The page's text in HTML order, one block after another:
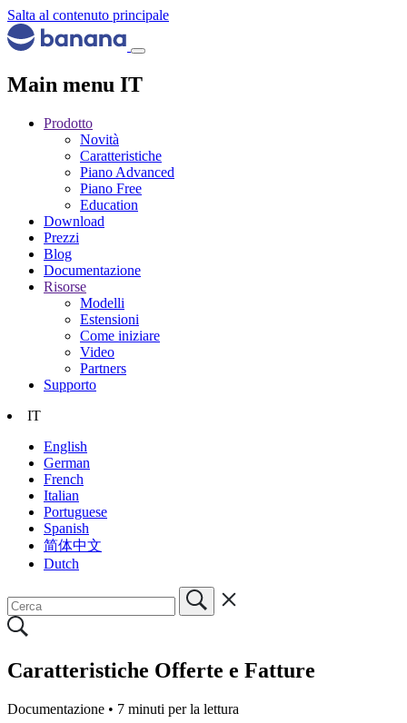
Salta al contenuto principale
Main menu IT
Prodotto
Novità
Caratteristiche
Piano Advanced
Piano Free
Education
Download
Prezzi
Blog
Documentazione
Risorse
Modelli
Estensioni
Come iniziare
Video
Partners
Supporto
IT
English
German
French
Italian
Portuguese
Spanish
简体中文
Dutch
Caratteristiche Offerte e Fatture
Documentazione • 7 minuti per la lettura